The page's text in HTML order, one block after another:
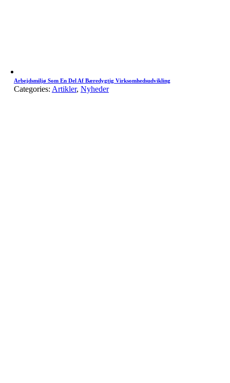
Arbejdsmiljø Som En Del Af Bæredygtig Virksomhedsudvikling
Categories: Artikler, Nyheder